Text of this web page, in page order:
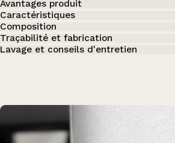
Avantages produit
Caractéristiques
Composition
Traçabilité et fabrication
Lavage et conseils d'entretien